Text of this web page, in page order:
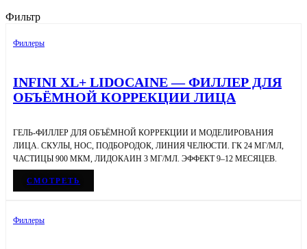
Фильтр
Филлеры
INFINI XL+ LIDOCAINE — ФИЛЛЕР ДЛЯ
ОБЪЁМНОЙ КОРРЕКЦИИ ЛИЦА
ГЕЛЬ-ФИЛЛЕР ДЛЯ ОБЪЁМНОЙ КОРРЕКЦИИ И МОДЕЛИРОВАНИЯ
ЛИЦА. СКУЛЫ, НОС, ПОДБОРОДОК, ЛИНИЯ ЧЕЛЮСТИ. ГК 24 МГ/МЛ,
ЧАСТИЦЫ 900 МКМ, ЛИДОКАИН 3 МГ/МЛ. ЭФФЕКТ 9–12 МЕСЯЦЕВ.
СМОТРЕТЬ
Филлеры